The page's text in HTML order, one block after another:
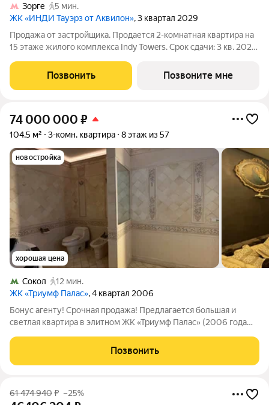
Зорге
5 мин.
ЖК «ИНДИ Тауэрз от Аквилон», 3 квартал 2029
Продажа от застройщика. Продается 2-комнатная квартира на
15 этаже жилого комплекса Indy Towers. Срок сдачи: 3 кв. 2029
районе Москвы, на улице Куусенина, в окружении почти 150
гектаров парков для
Позвонить Позвоните мне
74 000 000 ₽
104,5 м² 3-комн. квартира 8 этаж из 57
новостройка
хорошая цена
Сокол
12 мин.
ЖК «Триумф Палас», 4 квартал 2006
Бонус агенту! Срочная продажа! Предлагается большая и
светлая квартира в элитном ЖК «Триумф Палас» (2006 года
метро Сокол и Аэропорт. В квартире произведен
качественный дизайнерский ремонт, с
Позвонить
61 474 940₽ –25%